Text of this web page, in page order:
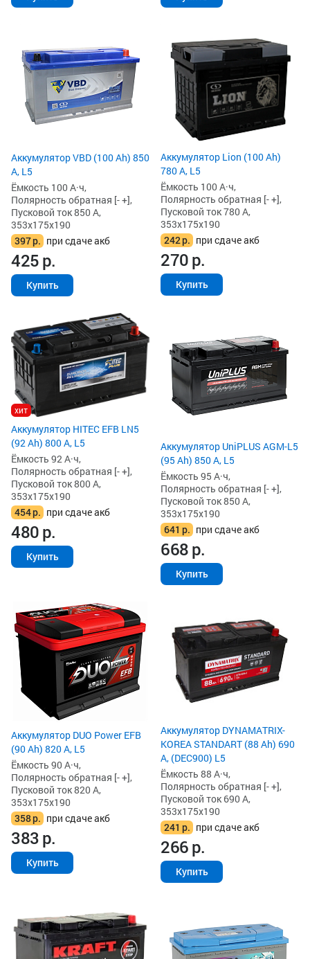
Аккумулятор VBD (100 Ah) 850
А, L5
Ёмкость 100 А·ч,
Полярность обратная [- +],
Пусковой ток 850 А,
353x175x190
397р. при сдаче акб
425р.
Купить
Аккумулятор Lion (100 Ah)
780 А, L5
Ёмкость 100 А·ч,
Полярность обратная [- +],
Пусковой ток 780 А,
353x175x190
242р. при сдаче акб
270р.
Купить
хит
Аккумулятор HITEC EFB LN5
(92 Ah) 800 А, L5
Ёмкость 92 А·ч,
Полярность обратная [- +],
Пусковой ток 800 А,
353x175x190
454р. при сдаче акб
480р.
Купить
Аккумулятор UniPLUS AGM-L5
(95 Ah) 850 А, L5
Ёмкость 95 А·ч,
Полярность обратная [- +],
Пусковой ток 850 А,
353x175x190
641 р. при сдаче акб
668р.
Купить
Аккумулятор DUO Power EFB
(90 Ah) 820 А, L5
Ёмкость 90 А·ч,
Полярность обратная [- +],
Пусковой ток 820 А,
353x175x190
358р. при сдаче акб
383р.
Купить
Аккумулятор DYNAMATRIX-
KOREA STANDART (88 Ah) 690
А, (DEC900) L5
Ёмкость 88 А·ч,
Полярность обратная [- +],
Пусковой ток 690 А,
353x175x190
241 р. при сдаче акб
266р.
Купить